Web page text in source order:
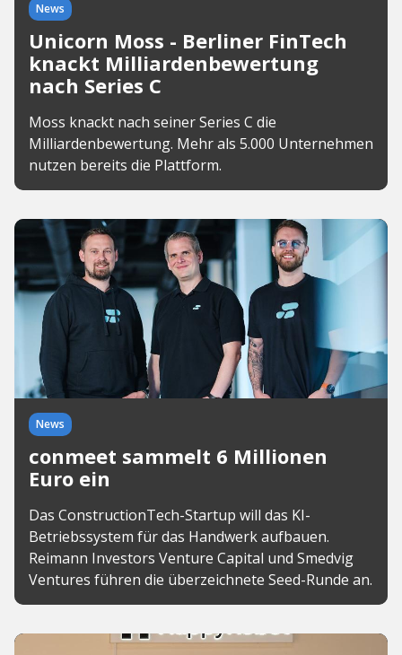
News
Unicorn Moss - Berliner FinTech
knackt Milliardenbewertung
nach Series C
Moss knackt nach seiner Series C die
Milliardenbewertung. Mehr als 5.000 Unternehmen
nutzen bereits die Plattform.
News
conmeet sammelt 6 Millionen
Euro ein
Das ConstructionTech-Startup will das KI-
Betriebssystem für das Handwerk aufbauen.
Reimann Investors Venture Capital und Smedvig
Ventures führen die überzeichnete Seed-Runde an.